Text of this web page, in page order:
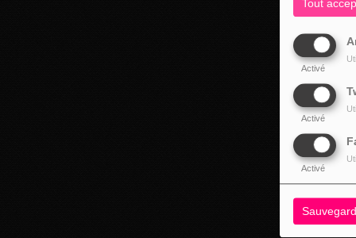
Tout
Activé
Activé
Activé